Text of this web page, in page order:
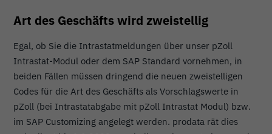
Art des Geschäfts wird zweistellig
Egal, ob Sie die Intrastatmeldungen über unser pZoll
Intrastat-Modul oder dem SAP Standard vornehmen, in
beiden Fällen müssen dringend die neuen zweistelligen
Codes für die Art des Geschäfts als Vorschlagswerte in
pZoll (bei Intrastatabgabe mit pZoll Intrastat Modul) bzw.
im SAP Customizing angelegt werden. prodata rät dies